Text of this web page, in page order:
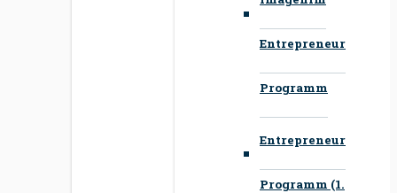
Entrepreneur
Programm
Entrepreneur
Programm (1.